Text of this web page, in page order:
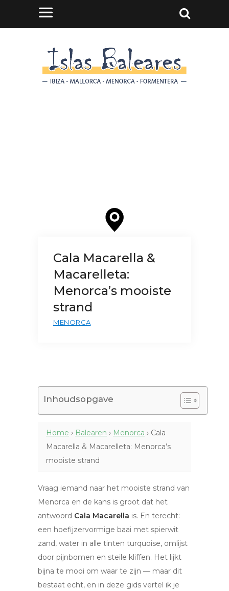
Cala Macarella &
Macarelleta:
Menorca’s mooiste
strand
MENORCA
Inhoudsopgave
Home › Balearen › Menorca › Cala
Macarella & Macarelleta: Menorca’s
mooiste strand
Vraag iemand naar het mooiste strand van
Menorca en de kans is groot dat het
antwoord Cala Macarella is. En terecht:
een hoefijzervormige baai met spierwit
zand, water in alle tinten turquoise, omlijst
door pijnbomen en steile kliffen. Het lijkt
bijna te mooi om waar te zijn — maar dit
bestaat echt, en in deze gids vertel ik je